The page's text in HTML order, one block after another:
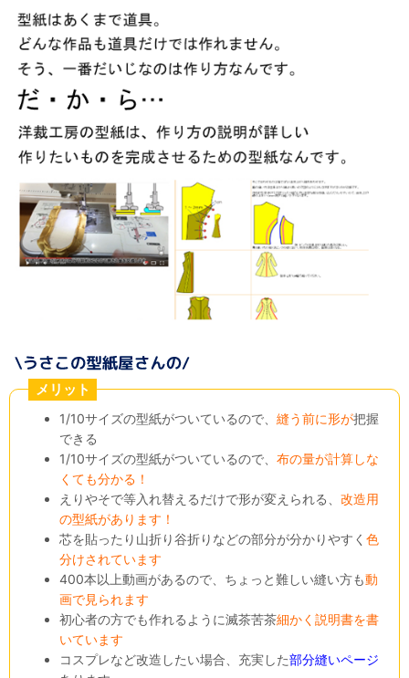
メリット
1/10サイズの型紙がついているので、縫う前に形が把握
できる
1/10サイズの型紙がついているので、布の量が計算しな
くても分かる！
えりやそで等入れ替えるだけで形が変えられる、改造用
の型紙があります！
芯を貼ったり山折り谷折りなどの部分が分かりやすく色
分けされています
400本以上動画があるので、ちょっと難しい縫い方も動
画で見られます
初心者の方でも作れるように滅茶苦茶細かく説明書を書
いています
コスプレなど改造したい場合、充実した部分縫いページ